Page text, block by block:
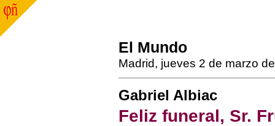
El Mundo
Madrid, jueves 2 de marzo
Gabriel Albiac
Feliz funeral, Sr.